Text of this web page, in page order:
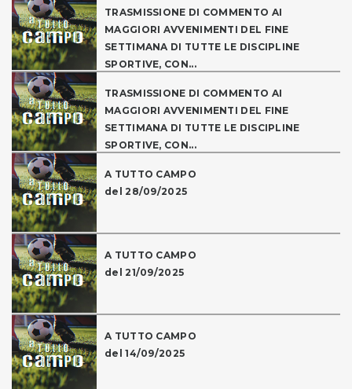
TRASMISSIONE DI COMMENTO AI
MAGGIORI AVVENIMENTI DEL FINE
SETTIMANA DI TUTTE LE DISCIPLINE
SPORTIVE, CON...
TRASMISSIONE DI COMMENTO AI
MAGGIORI AVVENIMENTI DEL FINE
SETTIMANA DI TUTTE LE DISCIPLINE
SPORTIVE, CON...
A TUTTO CAMPO
del 28/09/2025
A TUTTO CAMPO
del 21/09/2025
A TUTTO CAMPO
del 14/09/2025